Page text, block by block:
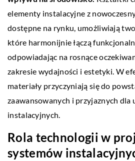
elementy instalacyjne z
dostępne na rynku, umożliwiają
które harmonijnie łączą
odpowiadając na rosnące
zakresie wydajności i estetyki. W
materiały przyczyniają się do
zaawansowanych i przyjaznych
instalacyjnych.
Rola technologii w
systemów